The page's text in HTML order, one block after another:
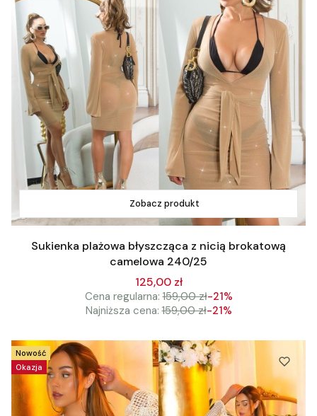
Zobacz produkt
Sukienka plażowa błyszcząca z nicią brokatową
camelowa 240/25
125,00 zł
Cena regularna: 159,00 zł-21%
Najniższa cena: 159,00 zł-21%
Okazja
Nowość